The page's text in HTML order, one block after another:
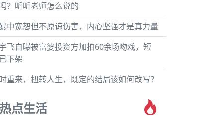
？听听老师怎么说的
中宽恕但不原谅伤害，内心坚强才是真力量
飞自曝被富婆投资方加拍60余场吻戏，短
下架
重来，扭转人生，既定的结局该如何改写？
热点生活